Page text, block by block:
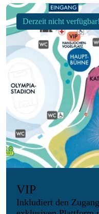
Derzeit nicht verfügbar!
VIP
Inkludiert den